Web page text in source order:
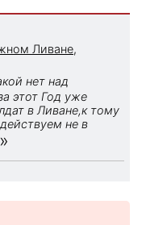
Ливане,
нет над
этот Год уже
в Ливане,к тому
не в
»